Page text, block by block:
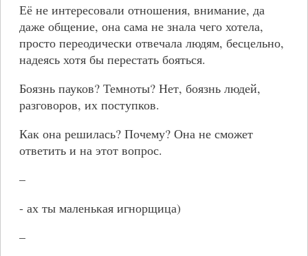
Её не интересовали отношения, внимание, да
даже общение, она сама не знала чего хотела,
просто переодически отвечала людям, бесцельно,
надеясь хотя бы перестать бояться.
Боязнь пауков? Темноты? Нет, боязнь людей,
разговоров, их поступков.
Как она решилась? Почему? Она не сможет
ответить и на этот вопрос.
–
- ах ты маленькая игнорщица)
–